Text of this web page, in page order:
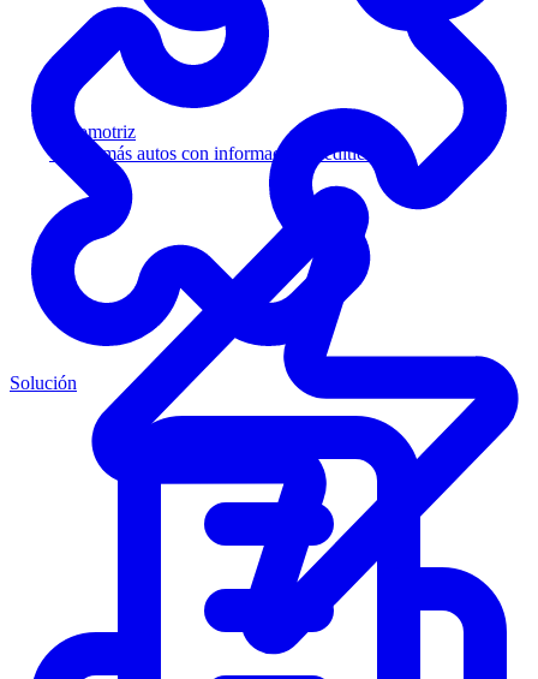
Automotriz
Venda más autos con información crediticia
Solución